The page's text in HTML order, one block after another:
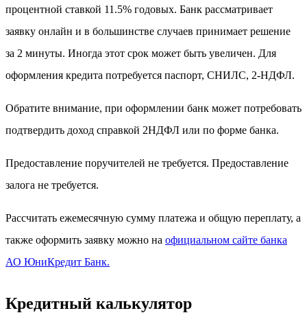
процентной ставкой 11.5% годовых. Банк рассматривает
заявку онлайн и в большинстве случаев принимает решение
за 2 минуты. Иногда этот срок может быть увеличен. Для
оформления кредита потребуется паспорт, СНИЛС, 2-НДФЛ.
Обратите внимание, при оформлении банк может потребовать
подтвердить доход справкой 2НДФЛ или по форме банка.
Предоставление поручителей не требуется. Предоставление
залога не требуется.
Рассчитать ежемесячную сумму платежа и общую переплату, а
также оформить заявку можно на официальном сайте банка
АО ЮниКредит Банк.
Кредитный калькулятор